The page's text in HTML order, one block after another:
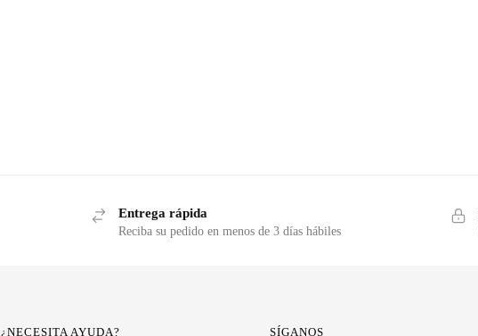
Entrega rápida
Reciba su pedido en menos de 3 días hábiles
¿NECESITA AYUDA? SÍGANOS